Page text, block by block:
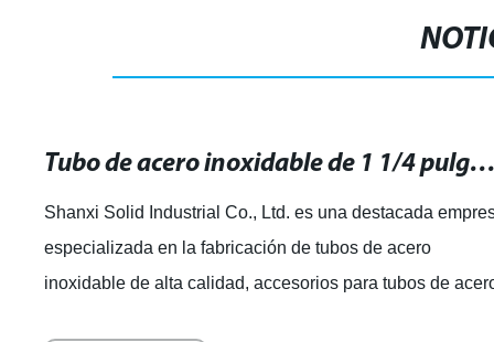
Tubo de acero inoxidable de 1 1/4 pulgadas: resistente y
Shanxi Solid Industrial Co., Ltd. es una destacada
especializada en la fabricación de tubos de acero
inoxidable de alta calidad, accesorios para tubos de